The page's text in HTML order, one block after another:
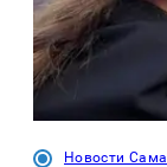
Новости